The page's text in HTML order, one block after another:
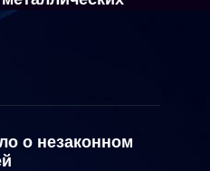
о незаконном